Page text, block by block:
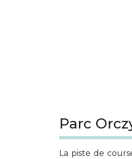
Parc
La piste de